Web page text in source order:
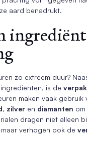
aard benadrukt.
zo extreem duur?
is de
maken vaak gebruik
, zilver en diamanten
dragen niet alleen
maar verhogen ook de